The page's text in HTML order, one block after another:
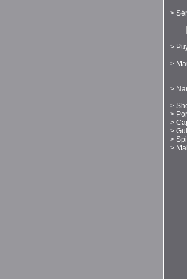
>
>
>
>
>
>
>
>
>
>